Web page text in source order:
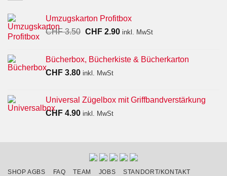
Umzugskarton Profitbox
CHF3.50 Ursprünglicher
CHF 3.50
CHF2.90Aktueller
CHF 2.90.
inkl. MwSt
Bücherbox, Bücherkiste & Bücherkarton
CHF 3.80 inkl. MwSt
Universal Zügelbox mit Griffbandverstärkung
CHF 4.90 inkl. MwSt
SHOP AGBS FAQ TEAM JOBS STANDORT/KONTAKT